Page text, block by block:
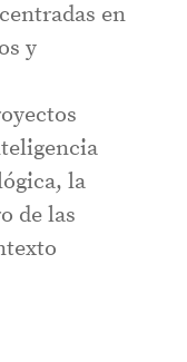
en
y
la
de las